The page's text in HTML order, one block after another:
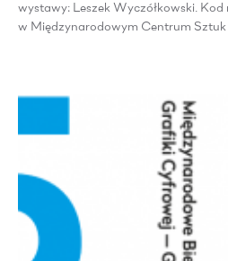
wystawy: Leszek Wyczółkowski. Kod
w Międzynarodowym Centrum